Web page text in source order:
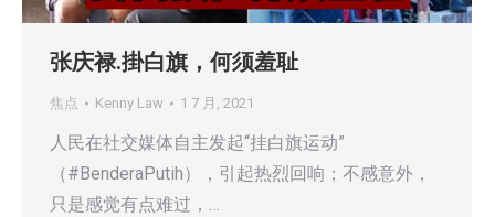
张庆禄.掛白旗，何须羞耻
焦点 Kenny Law 1 7 月, 2021
人民在社交媒体自主发起“挂白旗运动”
（#BenderaPutih），引起热烈回响；不感意外，
只是感觉有点难过，…